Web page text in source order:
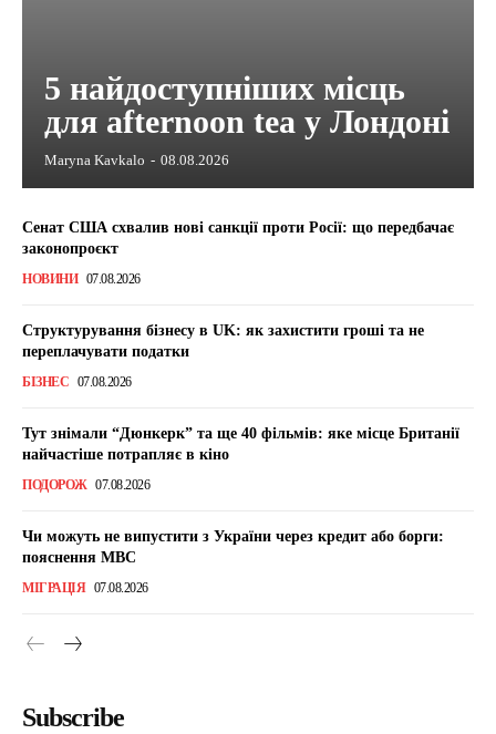
5 найдоступніших місць
для afternoon tea у Лондоні
Maryna Kavkalo - 08.08.2026
Сенат США схвалив нові санкції проти Росії: що передбачає
законопроєкт
НОВИНИ 07.08.2026
Структурування бізнесу в UK: як захистити гроші та не
переплачувати податки
БІЗНЕС 07.08.2026
Тут знімали “Дюнкерк” та ще 40 фільмів: яке місце Британії
найчастіше потрапляє в кіно
ПОДОРОЖ 07.08.2026
Чи можуть не випустити з України через кредит або борги:
пояснення МВС
МІГРАЦІЯ 07.08.2026
Subscribe